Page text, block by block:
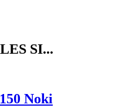
SI...
Noki